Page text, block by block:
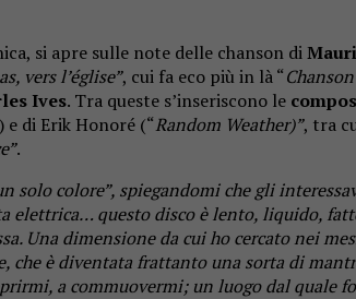
si apre sulle note delle chanson di
vers l’église”, cui fa eco più in là “
Ives. Tra queste s’inseriscono le
) e di Erik Honoré (“Random Weather)”, tra
.
solo colore”, spiegandomi che gli
questo disco è lento, liquido,
Una dimensione da cui ho cercato nei
è diventata frattanto una sorta di
a commuovermi; un luogo dal quale